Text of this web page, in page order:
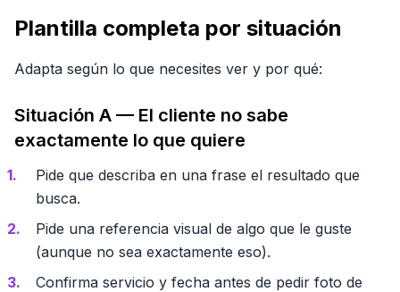
Plantilla completa por situación
Adapta según lo que necesites ver y por qué:
Situación A — El cliente no sabe
exactamente lo que quiere
Pide que describa en una frase el resultado que
busca.
Pide una referencia visual de algo que le guste
(aunque no sea exactamente eso).
Confirma servicio y fecha antes de pedir foto de